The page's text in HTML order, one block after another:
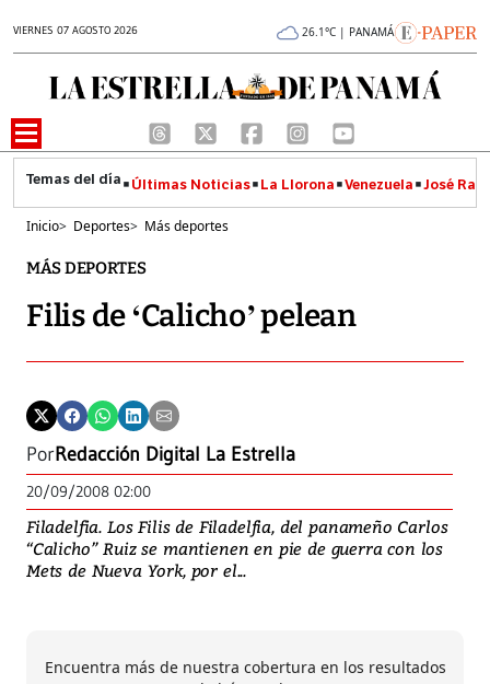
VIERNES 07 AGOSTO 2026 26.1°C | PANAMÁ
Últimas Noticias La Llorona Venezuela José
Inicio> Deportes> Más deportes
MÁS DEPORTES
Filis de ‘Calicho’ pelean
PorRedacción Digital La Estrella
20/09/2008 02:00
Filadelfia. Los Filis de Filadelfia, del panameño Carlos
“Calicho” Ruiz se mantienen en pie de guerra con los
Mets de Nueva York, por el...
Encuentra más de nuestra cobertura en los resultados